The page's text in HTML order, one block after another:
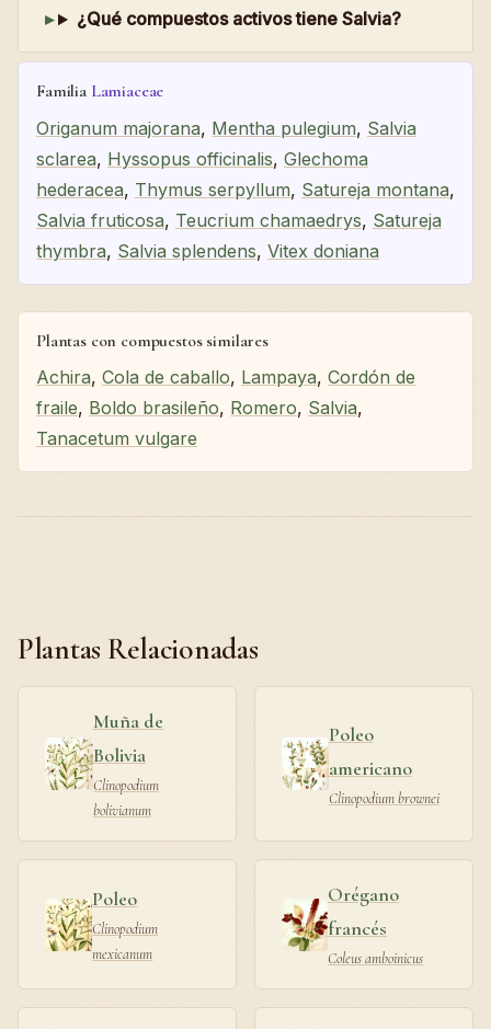
¿Qué compuestos activos tiene Salvia?
Familia Lamiaceae
Origanum majorana, Mentha pulegium, Salvia
sclarea, Hyssopus officinalis, Glechoma
hederacea, Thymus serpyllum, Satureja montana,
Salvia fruticosa, Teucrium chamaedrys, Satureja
thymbra, Salvia splendens, Vitex doniana
Plantas con compuestos similares
Achira, Cola de caballo, Lampaya, Cordón de
fraile, Boldo brasileño, Romero, Salvia,
Tanacetum vulgare
Plantas Relacionadas
Muña de
Bolivia
Clinopodium
bolivianum
Poleo
americano
Clinopodium brownei
Poleo
Clinopodium
mexicanum
Orégano
francés
Coleus amboinicus